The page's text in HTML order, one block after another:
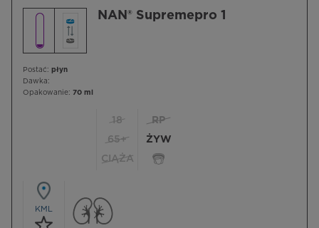
NAN® Supremepro 1
Postać: płyn
Dawka:
Opakowanie: 70 ml
18
65+
CIĄŻA
RP
ŻYW
KML